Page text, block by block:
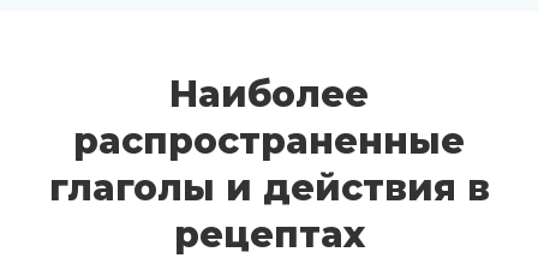
Наиболее
распространенные
глаголы и действия в
рецептах